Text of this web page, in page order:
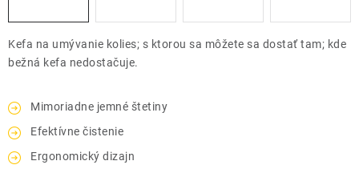
Kefa na umývanie kolies; s ktorou sa môžete sa dostať tam; kde
bežná kefa nedostačuje.
Mimoriadne jemné štetiny
Efektívne čistenie
Ergonomický dizajn